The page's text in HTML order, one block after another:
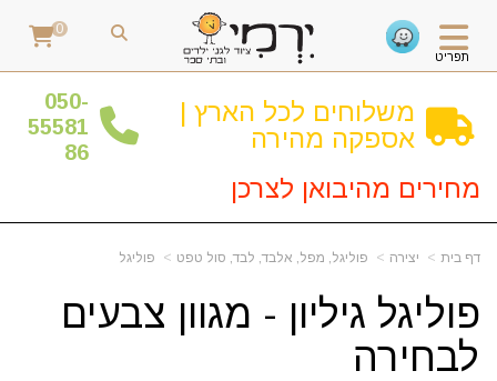
תפריט
0
משלוחים לכל הארץ |
אספקה מהירה
050-
55581
86
מחירים מהיבואן לצרכן
דף בית יצירה פוליגל, מפל, אלבד, לבד, סול טפט פוליגל
פוליגל גיליון - מגוון צבעים
לבחירה